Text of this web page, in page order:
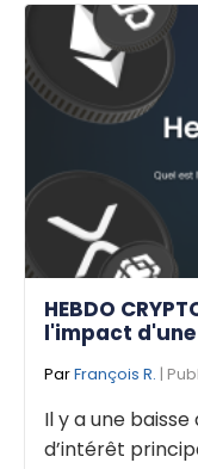
HEBDO
l'impact
ParFrançois R. |
Il y a une
d’intérêt